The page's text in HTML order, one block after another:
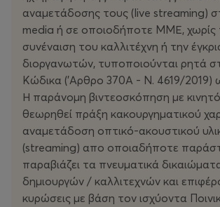
αναμετάδοσης τους (live streaming)
media ή σε οποιοδήποτε ΜΜΕ, χωρίς
συνέναιση του καλλιτέχνη ή την
διοργανωτών, τυποποιούνται ρητά
Κώδικα ('Αρθρο 370Α - Ν. 4619/2019)
Η παράνομη βιντεοσκόπηση με
θεωρηθεί πράξη κακουργηματικού
αναμετάδοση οπτικό-ακουστικού
(streaming) απο οποιαδήποτε
παραβιάζει τα πνευματικά
δημιουργών / καλλιτεχνών και
κυρώσεις με βάση τον ισχύοντα